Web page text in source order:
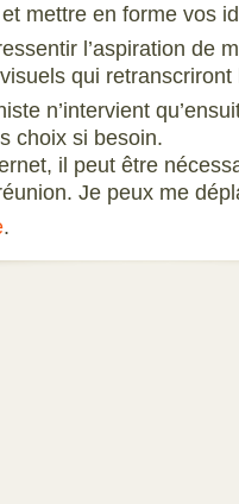
mettre en forme vos
l’aspiration de
qui retranscriront
n’intervient
choix si besoin.
il peut être
Je peux me
.